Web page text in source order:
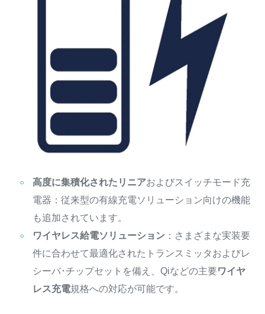
高度に集積化されたリニアおよびスイッチモード充
電器：従来型の有線充電ソリューション向けの機能
も追加されています。
ワイヤレス給電ソリューション ：さまざまな実装要
件に合わせて最適化されたトランスミッタおよびレ
シーバ･チップセットを備え、Qiなどの主要ワイヤ
レス充電規格への対応が可能です。